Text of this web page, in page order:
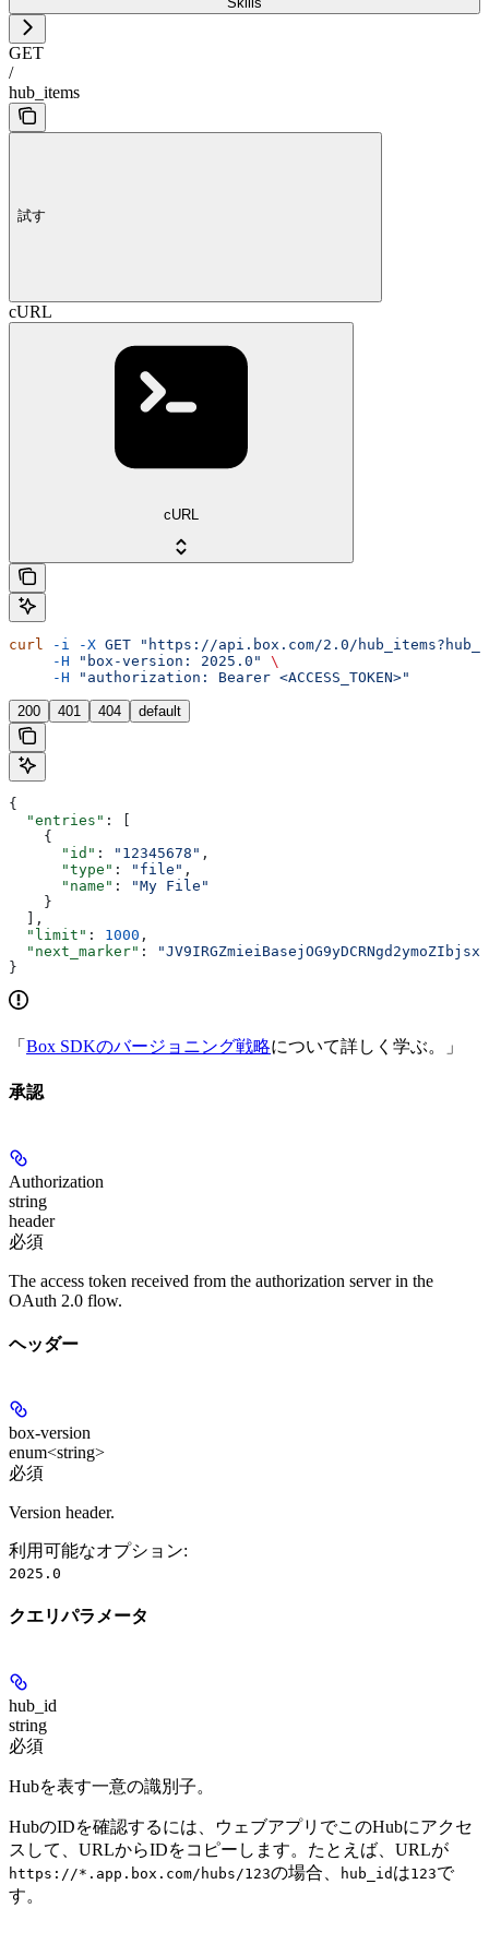
GET
/
hub_items
試す
cURL
cURL
curl -i -X GET "https://api.box.com/2.0/
     -H
"box-version: 2025.0"
\
     -H
"authorization: Bearer <ACCESS_TOKEN>"
200 401 404 default
{
  "entries"
: [
    {
      "id"
: "12345678" ,
      "type"
: "file" ,
      "name"
:
"My File"
    }
  ],
  "limit"
: 1000 ,
  "next_marker"
:
}
「 Box SDKのバージョニング戦略について詳しく学ぶ。」
承認
Authorization
string
header
必須
The access token received from the authorization server in the
OAuth 2.0 flow.
ヘッダー
box-version
enum<string>
必須
Version header.
利用可能なオプション:
2025.0
クエリパラメータ
hub_id
string
必須
Hubを表す一意の識別子。
HubのIDを確認するには、ウェブアプリでこのHubにアクセ
スして、URLからIDをコピーします。たとえば、URLが
https://*.app.box.com/hubs/123の場合、 hub_id は123で
す。